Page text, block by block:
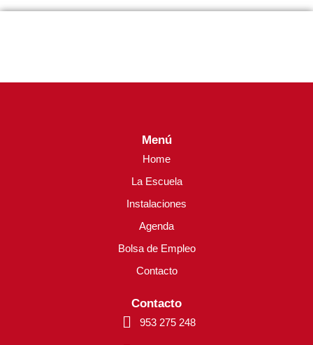
Menú
Home
La Escuela
Instalaciones
Agenda
Bolsa de Empleo
Contacto
Contacto
953 275 248